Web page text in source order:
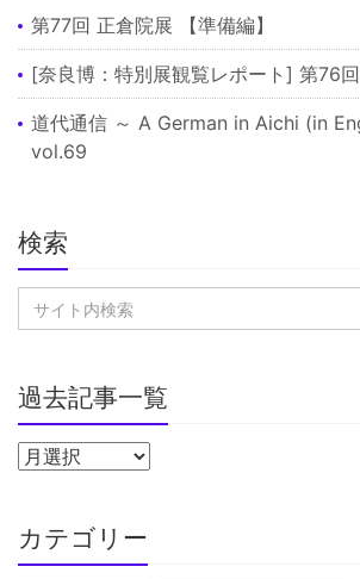
第77回 正倉院展 【準備編】
[奈良博：特別展観覧レポート] 第76
道代通信 ～ A German in Aichi (in
vol.69
検索
過去記事一覧
カテゴリー